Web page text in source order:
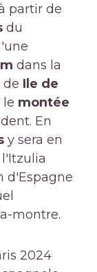
partir de
du
dans la
de Ile de
le montée
En
y sera en
d'Espagne
montre.
2024